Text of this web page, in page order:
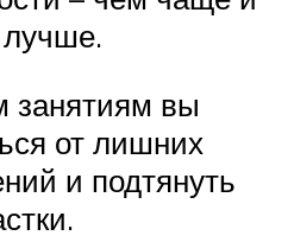
занятиям вы
от лишних
и подтянуть